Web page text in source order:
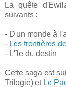
La quête
suivants :
- D'un monde à
- Les frontières
- L'île du destin
Cette saga est
Trilogie) et Le